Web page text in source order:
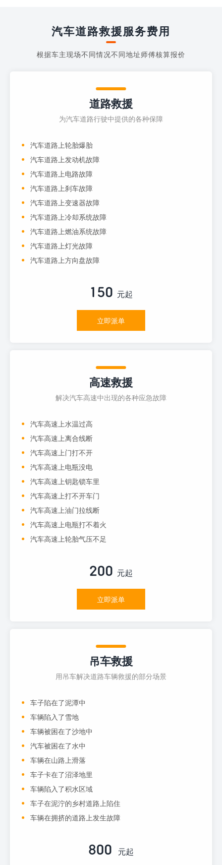
汽车道路救援服务费用
根据车主现场不同情况不同地址师傅核算报价
道路救援
为汽车道路行驶中提供的各种保障
汽车道路上轮胎爆胎
汽车道路上发动机故障
汽车道路上电路故障
汽车道路上刹车故障
汽车道路上变速器故障
汽车道路上冷却系统故障
汽车道路上燃油系统故障
汽车道路上灯光故障
汽车道路上方向盘故障
150 元起
立即派单
高速救援
解决汽车高速中出现的各种应急故障
汽车高速上水温过高
汽车高速上离合线断
汽车高速上门打不开
汽车高速上电瓶没电
汽车高速上钥匙锁车里
汽车高速上打不开车门
汽车高速上油门拉线断
汽车高速上电瓶打不着火
汽车高速上轮胎气压不足
200 元起
立即派单
吊车救援
用吊车解决道路车辆救援的部分场景
车子陷在了泥潭中
车辆陷入了雪地
车辆被困在了沙地中
汽车被困在了水中
车辆在山路上滑落
车子卡在了沼泽地里
车辆陷入了积水区域
车子在泥泞的乡村道路上陷住
车辆在拥挤的道路上发生故障
800 元起